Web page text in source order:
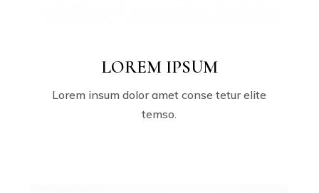
LOREM IPSUM
Lorem insum dolor amet conse tetur elite
temso.